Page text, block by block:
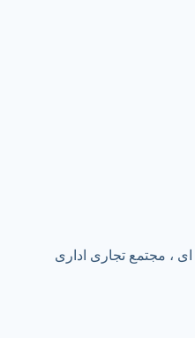
ای ، مجتمع تجاری اداری